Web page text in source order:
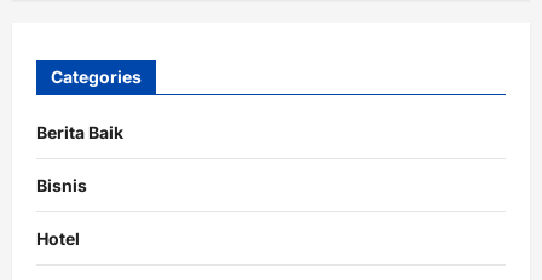
Categories
Berita Baik
Bisnis
Hotel